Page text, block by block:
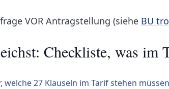
VOR Antragstellung (siehe BU
Checkliste, was im
welche 27 Klauseln im Tarif stehen